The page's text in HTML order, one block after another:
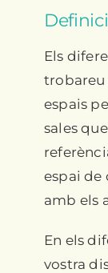
Els
trobareu
espais
sales
espai de
amb els
En els
vostra